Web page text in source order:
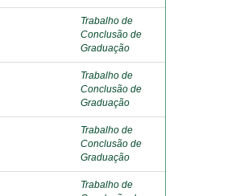
Trabalho de
Conclusão de
Graduação
Trabalho de
Conclusão de
Graduação
Trabalho de
Conclusão de
Graduação
Trabalho de